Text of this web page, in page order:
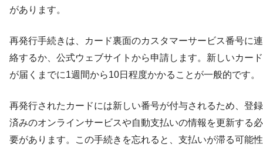
があります。
再発行手続きは、カード裏面のカスタマーサービス番号に連
絡するか、公式ウェブサイトから申請します。新しいカード
が届くまでに1週間から10日程度かかることが一般的です。
再発行されたカードには新しい番号が付与されるため、登録
済みのオンラインサービスや自動支払いの情報を更新する必
要があります。この手続きを忘れると、支払いが滞る可能性